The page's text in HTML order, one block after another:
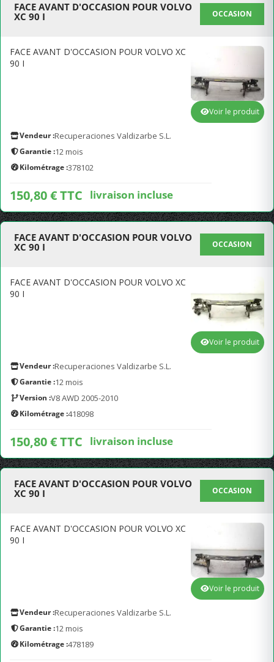
FACE AVANT D'OCCASION POUR VOLVO
XC 90 I
OCCASION
FACE AVANT D'OCCASION POUR VOLVO XC
90 I
Vendeur :Recuperaciones Valdizarbe S.L.
Garantie :12 mois
Kilométrage :378102
150,80 € TTC livraison incluse
Voir le produit
FACE AVANT D'OCCASION POUR VOLVO
XC 90 I
OCCASION
FACE AVANT D'OCCASION POUR VOLVO XC
90 I
Vendeur :Recuperaciones Valdizarbe S.L.
Garantie :12 mois
Version :V8 AWD 2005-2010
Kilométrage :418098
150,80 € TTC livraison incluse
Voir le produit
FACE AVANT D'OCCASION POUR VOLVO
XC 90 I
OCCASION
FACE AVANT D'OCCASION POUR VOLVO XC
90 I
Vendeur :Recuperaciones Valdizarbe S.L.
Garantie :12 mois
Kilométrage :478189
Voir le produit